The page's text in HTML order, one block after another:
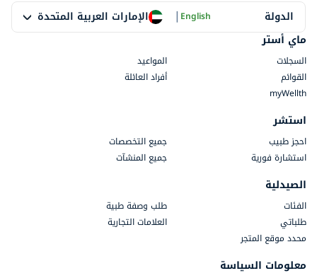
الدولة الإمارات العربية المتحدة |English
ماي أستر
السجلات
المواعيد
القوائم
أفراد العائلة
myWellth
استشر
احجز طبيب
جميع التخصصات
استشارة فورية
جميع المنشآت
الصيدلية
الفئات
طلب وصفة طبية
طلباتي
العلامات التجارية
محدد موقع المتجر
معلومات السياسة